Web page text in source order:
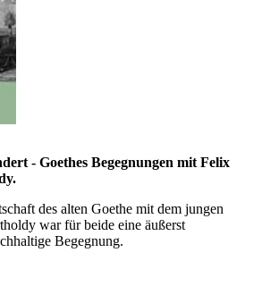
- Goethes Begegnungen mit Felix
des alten Goethe mit dem jungen
war für beide eine äußerst
Begegnung.